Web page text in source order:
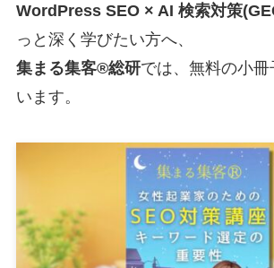
WordPress SEO × AI 検索対策
っと深く学びたい方へ、
集まる集客®総研では、無料の小
います。